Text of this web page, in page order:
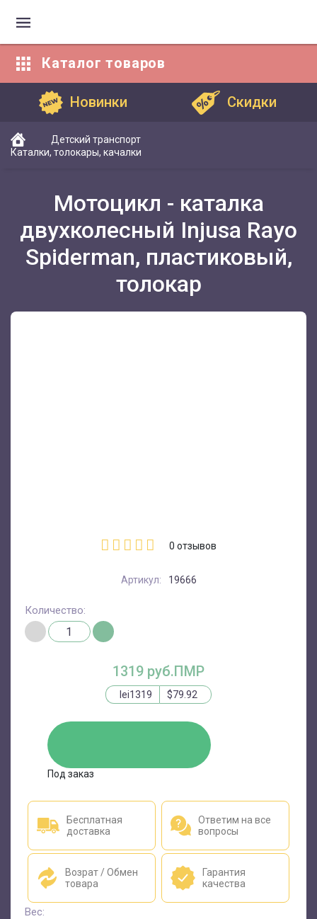
Каталог товаров
Новинки Скидки
Детский транспорт
Каталки, толокары, качалки
Мотоцикл - каталка
двухколесный Injusa Rayo
Spiderman, пластиковый,
толокар
0 отзывов
Артикул: 19666
1319 руб.ПМР
lei1319 $79.92
Под заказ
Количество:
Бесплатная
доставка
Ответим на все
вопросы
Возрат / Обмен
товара
Гарантия
качества
Вес: